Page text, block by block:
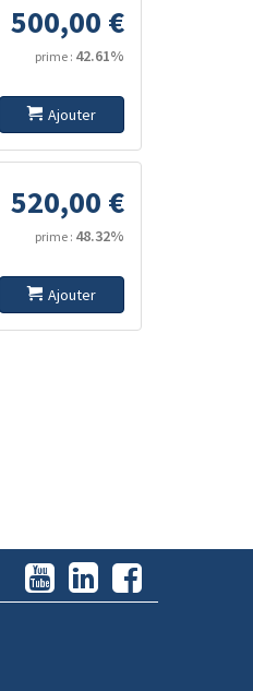
500,00 €
prime : 42.61%
Ajouter
520,00 €
prime : 48.32%
Ajouter